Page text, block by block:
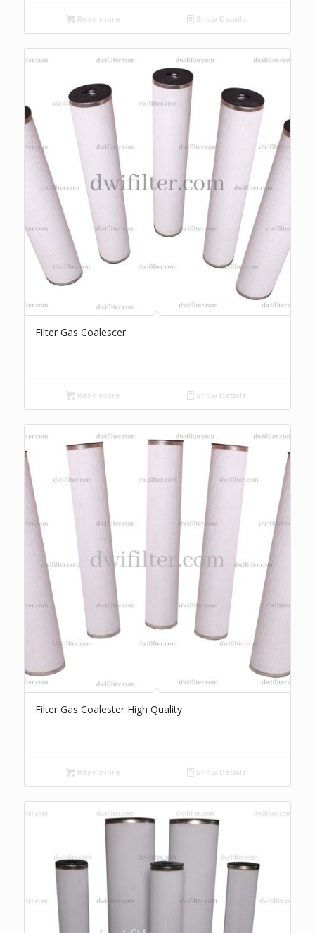
Read more Show Details
Filter Gas Coalescer
Read more Show Details
Filter Gas Coalester High Quality
Read more Show Details